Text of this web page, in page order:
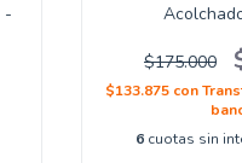
-
$175.000
$133.875 con
6 cuotas sin